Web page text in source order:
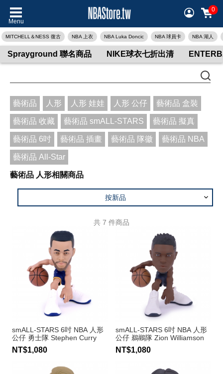
Menu
0
MITCHELL＆NESS 復古 NBA 上衣 NBA Luka Doncic NBA 球員卡 NBA 湖人
Sprayground 聯名商品 NIKE球衣七折出清
藝術品 人形 人形 娃娃 人形 公仔 藝術品 盒裝
藝術品 收藏 藝術品 smALL-STARS 藝術品 擬真
藝術品 6吋 藝術品 插畫 藝術品 隊徽 藝術品 NBA
藝術品 All-Star
藝術品 人形相關商品
按新品
共 7 件商品
smALL-STARS 6吋 NBA 人形
公仔 勇士隊 Stephen Curry
NT$1,080
smALL-STARS 6吋 NBA 人形
公仔 鵜鶘隊 Zion Williamson
NT$1,080